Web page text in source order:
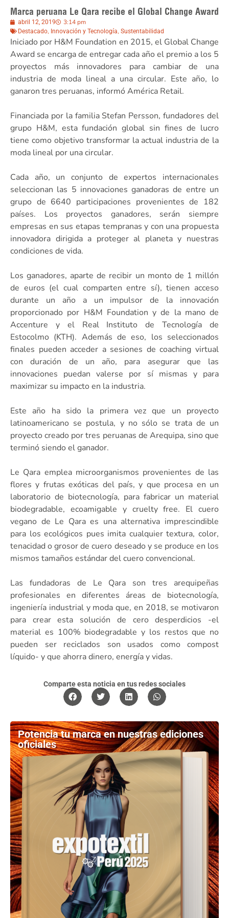
Marca peruana Le Qara recibe el Global Change Award
abril 12, 2019 3:14 pm
Destacado, Innovación y Tecnología, Sustentabilidad
Iniciado por H&M Foundation en 2015, el Global Change
Award se encarga de entregar cada año el premio a los 5
proyectos más innovadores para cambiar de una
industria de moda lineal a una circular. Este año, lo
ganaron tres peruanas, informó América Retail.
Financiada por la familia Stefan Persson, fundadores del
grupo H&M, esta fundación global sin fines de lucro
tiene como objetivo transformar la actual industria de la
moda lineal por una circular.
Cada año, un conjunto de expertos internacionales
seleccionan las 5 innovaciones ganadoras de entre un
grupo de 6640 participaciones provenientes de 182
países. Los proyectos ganadores, serán siempre
empresas en sus etapas tempranas y con una propuesta
innovadora dirigida a proteger al planeta y nuestras
condiciones de vida.
Los ganadores, aparte de recibir un monto de 1 millón
de euros (el cual comparten entre sí), tienen acceso
durante un año a un impulsor de la innovación
proporcionado por H&M Foundation y de la mano de
Accenture y el Real Instituto de Tecnología de
Estocolmo (KTH). Además de eso, los seleccionados
finales pueden acceder a sesiones de coaching virtual
con duración de un año, para asegurar que las
innovaciones puedan valerse por sí mismas y para
maximizar su impacto en la industria.
Este año ha sido la primera vez que un proyecto
latinoamericano se postula, y no sólo se trata de un
proyecto creado por tres peruanas de Arequipa, sino que
terminó siendo el ganador.
Le Qara emplea microorganismos provenientes de las
flores y frutas exóticas del país, y que procesa en un
laboratorio de biotecnología, para fabricar un material
biodegradable, ecoamigable y cruelty free. El cuero
vegano de Le Qara es una alternativa imprescindible
para los ecológicos pues imita cualquier textura, color,
tenacidad o grosor de cuero deseado y se produce en los
mismos tamaños estándar del cuero convencional.
Las fundadoras de Le Qara son tres arequipeñas
profesionales en diferentes áreas de biotecnología,
ingeniería industrial y moda que, en 2018, se motivaron
para crear esta solución de cero desperdicios -el
material es 100% biodegradable y los restos que no
pueden ser reciclados son usados como compost
líquido- y que ahorra dinero, energía y vidas.
Comparte esta noticia en tus redes sociales
Potencia tu marca en nuestras ediciones
oficiales